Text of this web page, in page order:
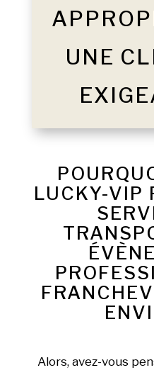
UNE
LUCKY-VIP
Alors, avez-vous